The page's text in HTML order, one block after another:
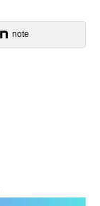
note